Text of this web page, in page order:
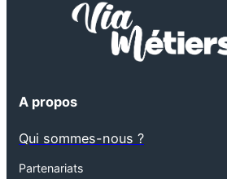
A propos
Qui sommes-nous ?
Partenariats